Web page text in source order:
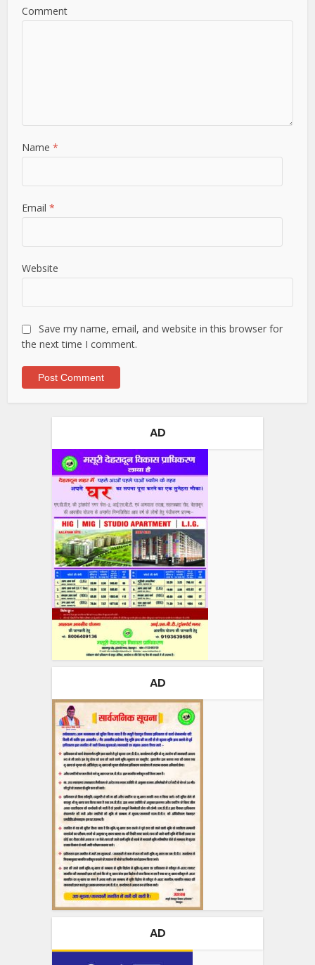
Comment
Name*
Email*
Website
Save my name, email, and website in this browser for
the next time I comment.
AD
AD
AD